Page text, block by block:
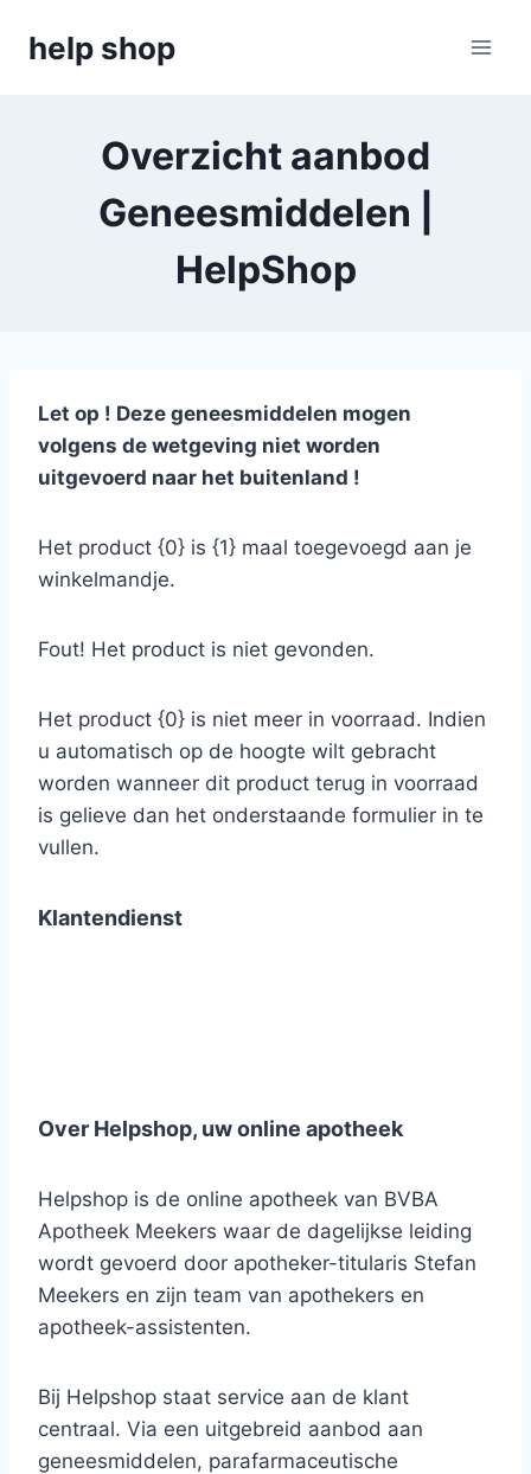
naarhelp shop
Overzicht aanbod
Geneesmiddelen |
HelpShop
Let op ! Deze geneesmiddelen mogen
volgens de wetgeving niet worden
uitgevoerd naar het buitenland !
Het product {0} is {1} maal toegevoegd aan je
winkelmandje.
Fout! Het product is niet gevonden.
Het product {0} is niet meer in voorraad. Indien
u automatisch op de hoogte wilt gebracht
worden wanneer dit product terug in voorraad
is gelieve dan het onderstaande formulier in te
vullen.
Klantendienst
Over Helpshop, uw online apotheek
Helpshop is de online apotheek van BVBA
Apotheek Meekers waar de dagelijkse leiding
wordt gevoerd door apotheker-titularis Stefan
Meekers en zijn team van apothekers en
apotheek-assistenten.
Bij Helpshop staat service aan de klant
centraal. Via een uitgebreid aanbod aan
geneesmiddelen, parafarmaceutische